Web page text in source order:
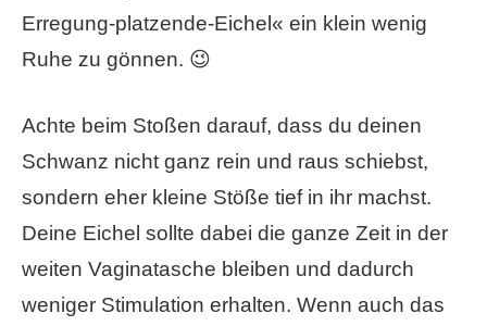
Erregung-platzende-Eichel« ein klein wenig
Ruhe zu gönnen. 😉
Achte beim Stoßen darauf, dass du deinen
Schwanz nicht ganz rein und raus schiebst,
sondern eher kleine Stöße tief in ihr machst.
Deine Eichel sollte dabei die ganze Zeit in der
weiten Vaginatasche bleiben und dadurch
weniger Stimulation erhalten. Wenn auch das